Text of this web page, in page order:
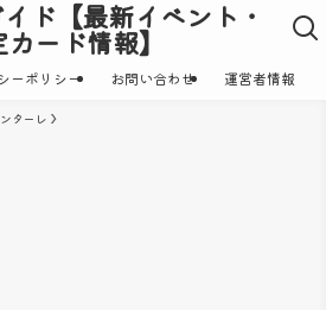
ド【最新イベント・
ード情報】
ーポリシー お問い合わせ 運営者情報
ターレ